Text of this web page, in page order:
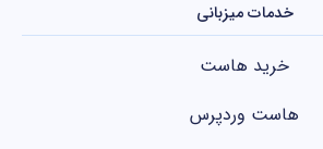
خدمات میزبانی
خرید هاست
هاست وردپرس